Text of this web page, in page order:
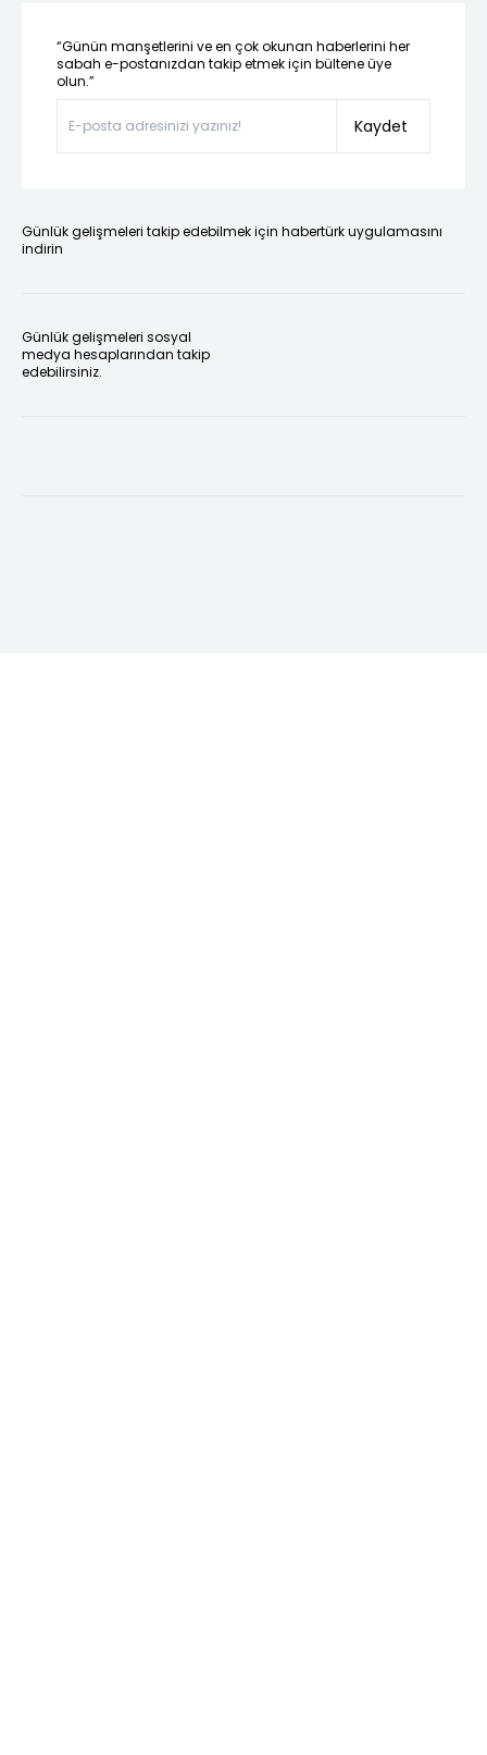
“Günün manşetlerini ve en çok okunan haberlerini her
sabah e-postanızdan takip etmek için bültene üye
olun.”
Kaydet
Günlük gelişmeleri takip edebilmek için habertürk uygulamasını
indirin
Günlük gelişmeleri sosyal
medya hesaplarından takip
edebilirsiniz.